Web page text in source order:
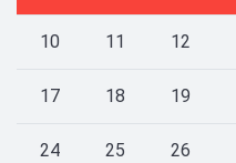
10 11 12
17 18 19
24 25 26